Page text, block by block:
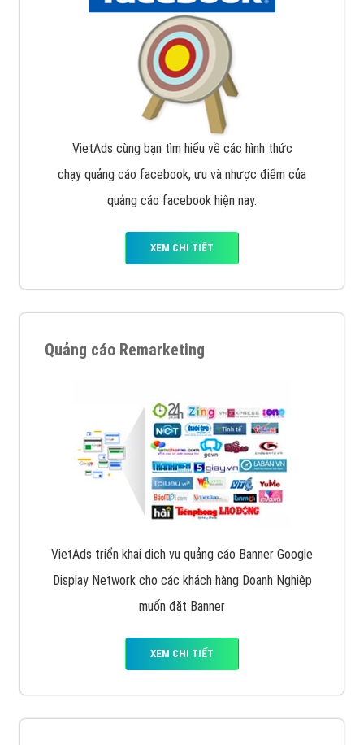
VietAds cùng bạn tìm hiểu về các hình thức
chạy quảng cáo facebook, ưu và nhược điểm của
quảng cáo facebook hiện nay.
XEM CHI TIẾT
Quảng cáo Remarketing
VietAds triển khai dịch vụ quảng cáo Banner Google
Display Network cho các khách hàng Doanh Nghiệp
muốn đặt Banner
XEM CHI TIẾT